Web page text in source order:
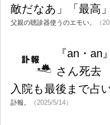
敵だなあ」「最高」
父親の聴診器使うのエモい。 （
『an・
さん死去
入院も最後まで占
訃報。 （2025/5/14）